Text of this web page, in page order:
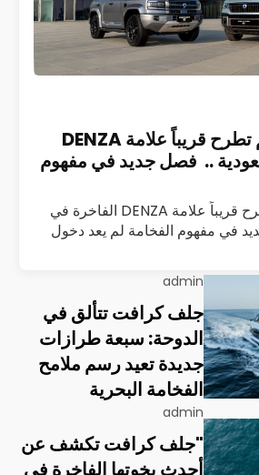
مجموعة الفطيم تطرح قريباً علامة DENZA
.. فصل جديد في مفهوم
مجموعة الفطيم تطرح قريباً علامة DENZA الفاخرة في
في مفهوم الفخامة لم يعد دخول
أو…اقرأ المزيد
admin
جلف كرافت تتألق في
الدوحة: سبعة طرازات
جديدة تعيد رسم ملامح
الفخامة البحرية
admin
"جلف كرافت تكشف عن